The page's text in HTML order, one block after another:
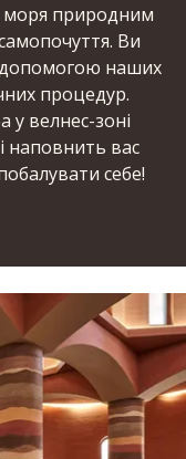
моря природним
Ви
допомогою наших
процедур.
у велнес-зоні
наповнить вас
себе!